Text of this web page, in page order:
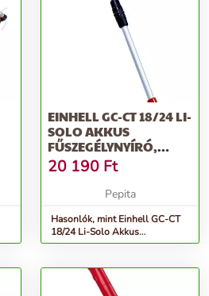
EINHELL GC-CT 18/24 LI-
SOLO AKKUS
FŰSZEGÉLYNYÍRÓ,
24CM, 8500FORD/...
20 190 Ft
Pepita
Hasonlók, mint Einhell GC-CT
18/24 Li-Solo Akkus
fűszegélynyíró, 24cm,